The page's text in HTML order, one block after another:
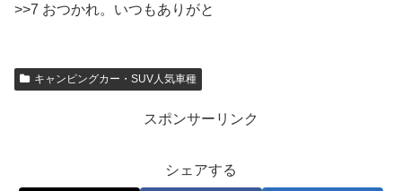
>>7 おつかれ。いつもありがと
キャンピングカー・SUV人気車種
スポンサーリンク
シェアする